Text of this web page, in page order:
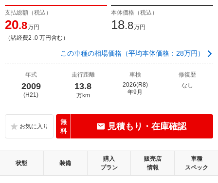
支払総額（税込）
20.8万円
（諸経費2 .0 万円含む）
本体価格（税込）
18.8万円
この車種の相場価格（平均本体価格：28万円）
年式
2009
(H21)
走行距離
13.8
万km
車検
2026(R8)
年9月
修復歴
なし
無
料
見積もり・在庫確認
状態 装備
購入
プラン
販売店
情報
車種
スペック